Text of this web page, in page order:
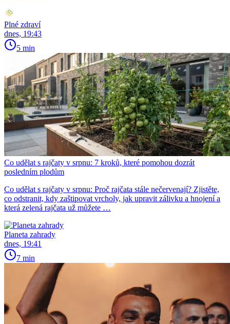
Plné zdraví
dnes, 19:43
5 min
Co udělat s rajčaty v srpnu: 7 kroků, které pomohou dozrát
posledním plodům
Co udělat s rajčaty v srpnu: Proč rajčata stále nečervenají? Zjistěte,
co odstranit, kdy zaštipovat vrcholy, jak upravit zálivku a hnojení a
která zelená rajčata už můžete …
Planeta zahrady
dnes, 19:41
7 min